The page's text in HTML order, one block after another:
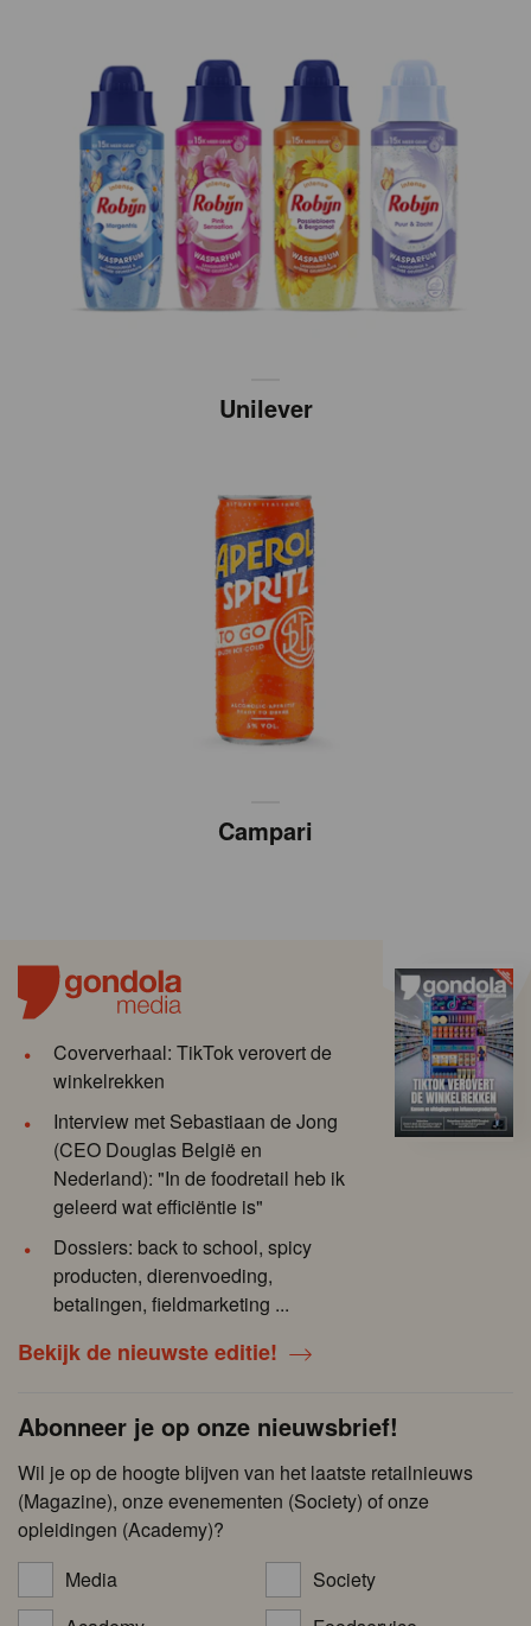
Unilever
Campari
Coververhaal: TikTok verovert de
winkelrekken
Interview met Sebastiaan de Jong
(CEO Douglas België en
Nederland): "In de foodretail heb ik
geleerd wat efficiëntie is"
Dossiers: back to school, spicy
producten, dierenvoeding,
betalingen, fieldmarketing ...
Bekijk de nieuwste editie!
Abonneer je op onze nieuwsbrief!
Wil je op de hoogte blijven van het laatste retailnieuws
(Magazine), onze evenementen (Society) of onze
opleidingen (Academy)?
Media
Society